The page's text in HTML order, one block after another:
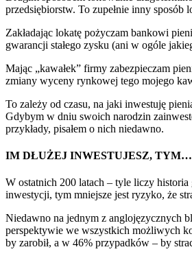
przedsiębiorstw. To zupełnie inny
Zakładając lokatę pożyczam bankowi
gwarancji stałego zysku (ani w ogóle
Mając „kawałek” firmy zabezpieczam
zmiany wyceny rynkowej tego mojego
To zależy od czasu, na jaki inwestuję
Gdybym w dniu swoich narodzin
przykłady, pisałem o nich niedawno.
IM DŁUŻEJ INWESTUJESZ,
W ostatnich 200 latach – tyle liczy
inwestycji, tym mniejsze jest ryzyko, że
Niedawno na jednym z anglojęzycznych
perspektywie we wszystkich możliwych
by zarobił, a w 46% przypadków – by